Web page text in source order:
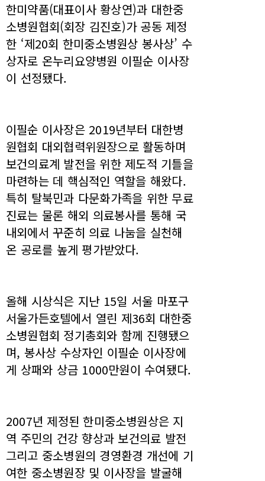
한미약품(대표이사 황상연)과 대한중
소병원협회(회장 김진호)가 공동 제정
한 ‘제20회 한미중소병원상 봉사상’ 수
상자로 온누리요양병원 이필순 이사장
이 선정됐다.
이필순 이사장은 2019년부터 대한병
원협회 대외협력위원장으로 활동하며
보건의료계 발전을 위한 제도적 기틀을
마련하는 데 핵심적인 역할을 해왔다.
특히 탈북민과 다문화가족을 위한 무료
진료는 물론 해외 의료봉사를 통해 국
내외에서 꾸준히 의료 나눔을 실천해
온 공로를 높게 평가받았다.
올해 시상식은 지난 15일 서울 마포구
서울가든호텔에서 열린 제36회 대한중
소병원협회 정기총회와 함께 진행됐으
며, 봉사상 수상자인 이필순 이사장에
게 상패와 상금 1000만원이 수여됐다.
2007년 제정된 한미중소병원상은 지
역 주민의 건강 향상과 보건의료 발전
그리고 중소병원의 경영환경 개선에 기
여한 중소병원장 및 이사장을 발굴해